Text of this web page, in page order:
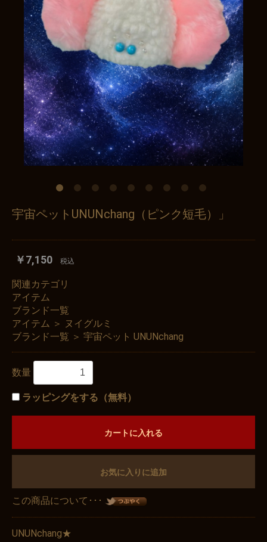
宇宙ペットUNUNchang（ピンク短毛）」
￥7,150 税込
関連カテゴリ
アイテム
ブランド一覧
アイテム ＞ ヌイグルミ
ブランド一覧 ＞ 宇宙ペット UNUNchang
数量
ラッピングをする（無料）
カートに入れる
お気に入りに追加
この商品について･･･
UNUNchang★